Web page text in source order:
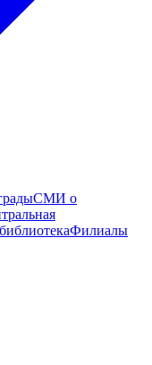
СМИ о
Филиалы